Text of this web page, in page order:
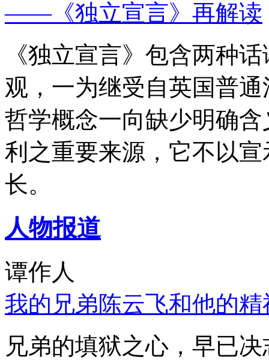
——《独立宣言》再解读
《独立宣言》包含两种
观，一为继受自英国普
哲学概念一向缺少明确
利之重要来源，它不以
长。
人物报道
谭作人
我的兄弟陈云飞和他的
兄弟的填狱之心，早已